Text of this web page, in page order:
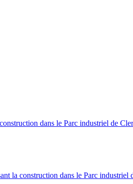
dans le Parc industriel de
la construction dans le Parc industriel